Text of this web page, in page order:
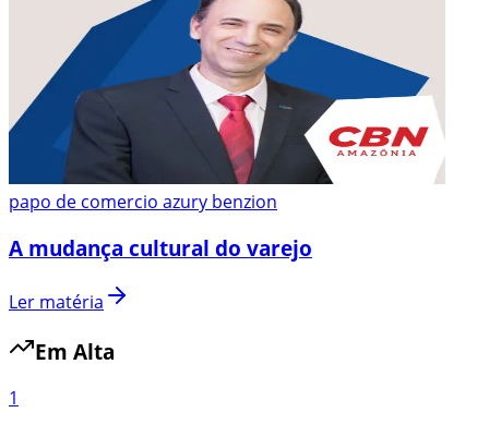
papo de comercio azury benzion
A mudança cultural do varejo
Ler matéria
Em Alta
1